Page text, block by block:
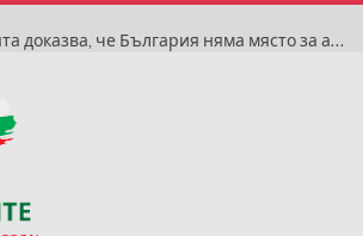
Румен Радев: Историята доказва, че България няма място за антисемитизъм